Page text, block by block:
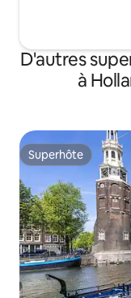
D'autres
à
Superhôte
Superhôte